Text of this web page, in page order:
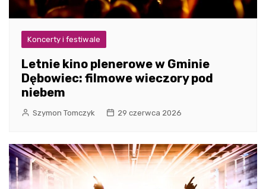
Koncerty i festiwale
Letnie kino plenerowe w Gminie
Dębowiec: filmowe wieczory pod
niebem
Szymon Tomczyk 29 czerwca 2026